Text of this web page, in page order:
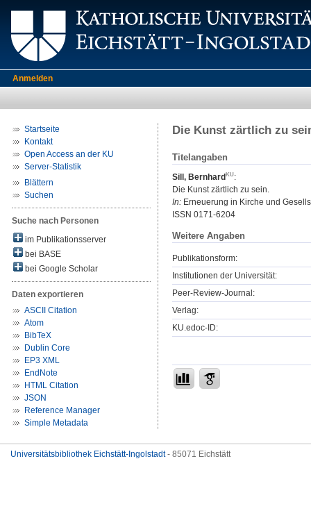
Anmelden
Startseite
Kontakt
Open Access an der KU
Server-Statistik
Blättern
Suchen
Suche nach Personen
im Publikationsserver
bei BASE
bei Google Scholar
Daten exportieren
ASCII Citation
Atom
BibTeX
Dublin Core
EP3 XML
EndNote
HTML Citation
JSON
Reference Manager
Simple Metadata
Die Kunst zärtlich zu
Titelangaben
Sill, Bernhard
:
Die Kunst zärtlich zu sein.
In: Erneuerung in Kirche und
ISSN 0171-6204
Weitere Angaben
Publikationsform:
Institutionen der Universität:
Peer-Review-Journal:
Verlag:
KU.edoc-ID:
Universitätsbibliothek Eichstätt-Ingolstadt- 85071 Eichstätt